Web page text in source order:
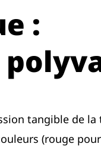
:
tangible de
(rouge